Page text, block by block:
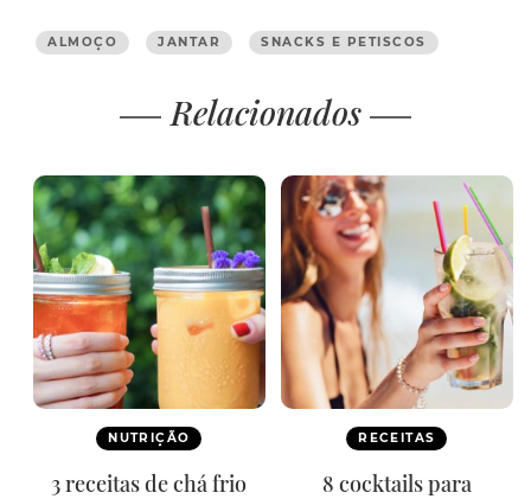
ALMOÇO JANTAR SNACKS E PETISCOS
Relacionados
NUTRIÇÃO
3 receitas de chá frio
RECEITAS
8 cocktails para